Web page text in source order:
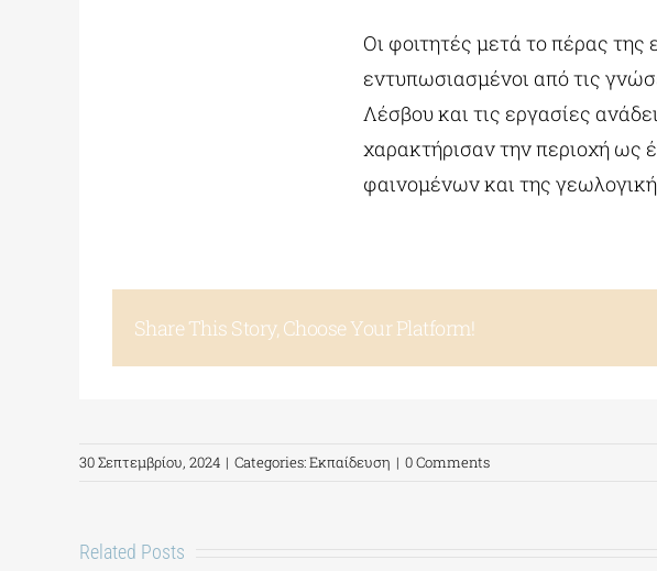
Οι φοιτητές μετά το πέρας
εντυπωσιασμένοι από τις
Λέσβου και τις εργασίες
χαρακτήρισαν την περιοχή ως
φαινομένων και της
Share This Story, Choose Your Platform!
30 Σεπτεμβρίου, 2024 | Categories:Εκπαίδευση | 0 Comments
Related Posts